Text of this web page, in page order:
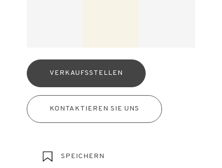
VERKAUFSSTELLEN
KONTAKTIEREN SIE UNS
SPEICHERN